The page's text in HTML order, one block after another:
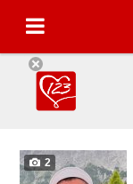
2